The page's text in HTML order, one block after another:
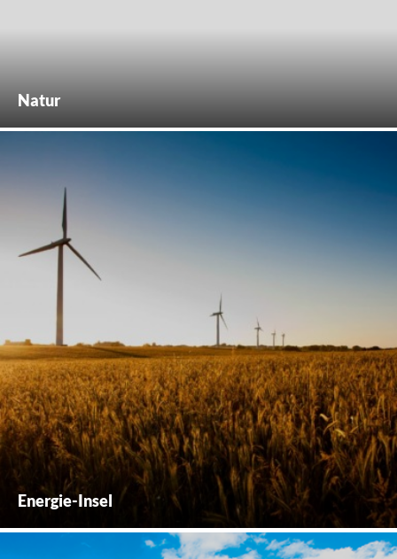
Natur
Energie-Insel